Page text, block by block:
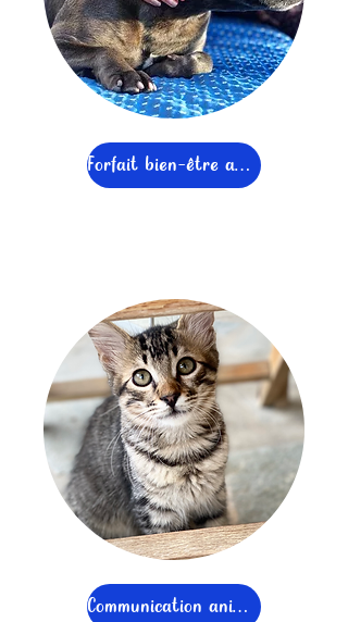
Forfait bien-être animal
Communication animale